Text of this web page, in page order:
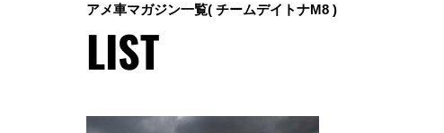
アメ車マガジン一覧( チームデイトナM8 )
LIST